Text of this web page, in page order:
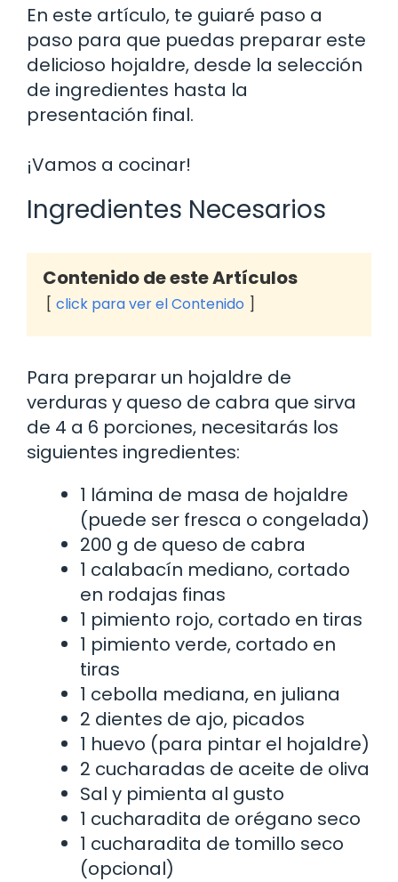
En este artículo, te guiaré paso a
paso para que puedas preparar este
delicioso hojaldre, desde la selección
de ingredientes hasta la
presentación final.
¡Vamos a cocinar!
Ingredientes Necesarios
Contenido de este Artículos
click para ver el Contenido
Para preparar un hojaldre de
verduras y queso de cabra que sirva
de 4 a 6 porciones, necesitarás los
siguientes ingredientes:
1 lámina de masa de hojaldre
(puede ser fresca o congelada)
200 g de queso de cabra
1 calabacín mediano, cortado
en rodajas finas
1 pimiento rojo, cortado en tiras
1 pimiento verde, cortado en
tiras
1 cebolla mediana, en juliana
2 dientes de ajo, picados
1 huevo (para pintar el hojaldre)
2 cucharadas de aceite de oliva
Sal y pimienta al gusto
1 cucharadita de orégano seco
1 cucharadita de tomillo seco
(opcional)